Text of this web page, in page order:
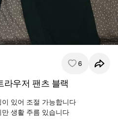
6
라우저 팬츠 블랙
있어 조절 가능합니다
생활 주름 있습니다